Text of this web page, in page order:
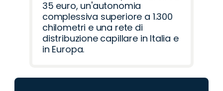
35 euro, un'autonomia
complessiva superiore a 1.300
chilometri e una rete di
distribuzione capillare in Italia e
in Europa.